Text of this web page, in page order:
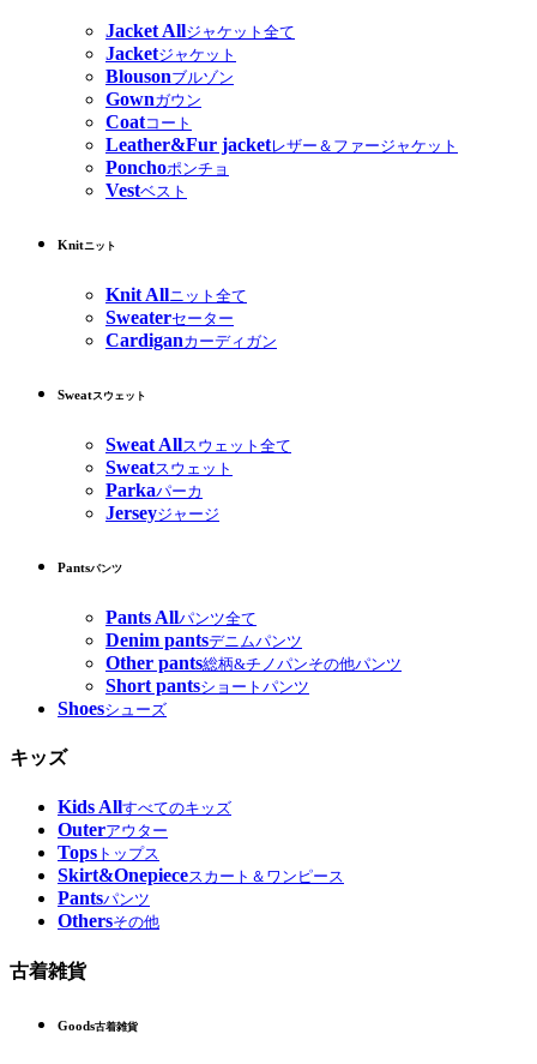
Jacket Allジャケット全て
Jacketジャケット
Blousonブルゾン
Gownガウン
Coatコート
Leather&Fur jacketレザー＆ファージャケット
Ponchoポンチョ
Vestベスト
Knitニット
Knit Allニット全て
Sweaterセーター
Cardiganカーディガン
Sweatスウェット
Sweat Allスウェット全て
Sweatスウェット
Parkaパーカ
Jerseyジャージ
Pantsパンツ
Pants Allパンツ全て
Denim pantsデニムパンツ
Other pants総柄&チノパンその他パンツ
Short pantsショートパンツ
Shoesシューズ
キッズ
Kids Allすべてのキッズ
Outerアウター
Tops トップス
Skirt&Onepieceスカート＆ワンピース
Pantsパンツ
Othersその他
古着雑貨
Goods古着雑貨